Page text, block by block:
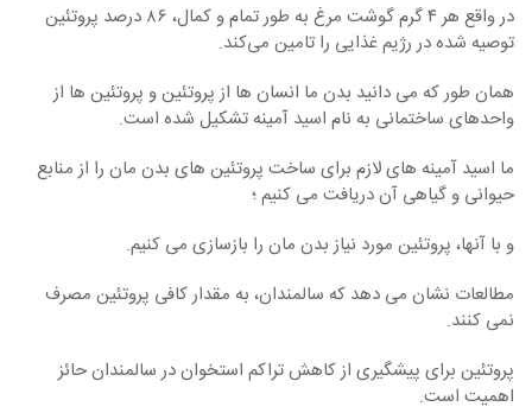
در واقع هر ۴ گرم گوشت مرغ به طور تمام و کمال، ۸۶ درصد پروتئین
توصیه شده در رژیم غذایی را تامین می‌کند.
همان‏ طور که می ‏دانید بدن ما انسان ‏ها از پروتئین و پروتئین ها از
واحدهای ساختمانی به نام اسید آمینه تشکیل شده است.
ما اسید آمینه ‏های لازم برای ساخت پروتئین‏ های بد‏ن‏ مان را از منابع
حیوانی و گیاهی آن دریافت می‏ کنیم ؛
و با آنها، پروتئین‏ مورد نیاز بدن ‏مان را بازسازی می ‏کنیم.
مطالعات نشان می ‏دهد که سالمندان، به مقدار کافی پروتئین مصرف
نمی کنند.
پروتئین برای پیشگیری از کاهش تراکم استخوان در سالمندان حائز
اهمیت است.